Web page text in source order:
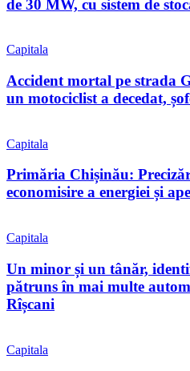
de 30 MW, cu sistem de
Capitala
Accident mortal pe strada
un motociclist a decedat,
Capitala
Primăria Chișinău:
economisire a energiei și
Capitala
Un minor și un tânăr,
pătruns în mai multe
Rîșcani
Capitala